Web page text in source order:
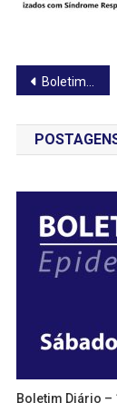
de
Post
Boletim Diário – 31/10/2020
Boletim Diário –